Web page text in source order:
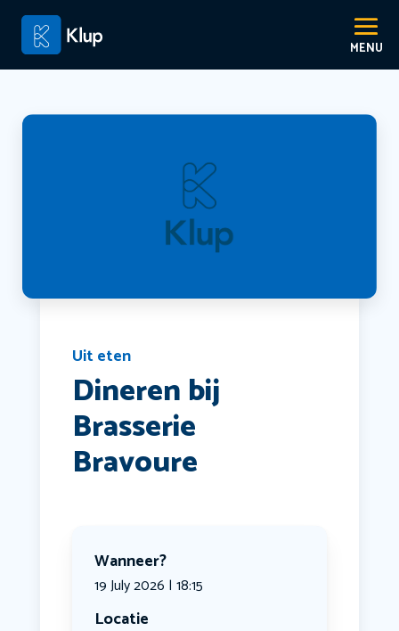
Uit eten
Dineren bij
Brasserie
Bravoure
Wanneer?
19 July 2026 | 18:15
Locatie